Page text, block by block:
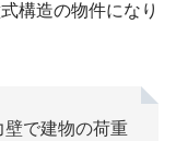
構造の物件になり
で建物の荷重